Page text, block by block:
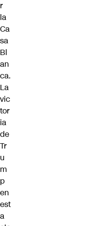
r
la
Ca
sa
Bl
an
ca.
La
vic
tor
ia
de
Tr
u
m
p
en
est
a